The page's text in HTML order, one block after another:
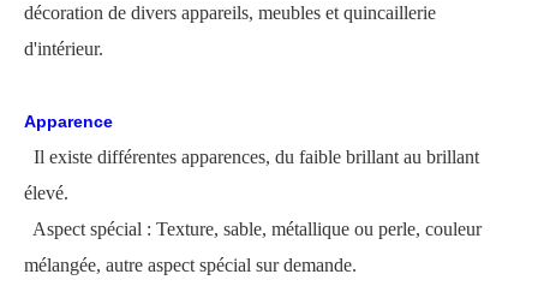
décoration de divers appareils, meubles et quincaillerie
d'intérieur.
Apparence
Il existe différentes apparences, du faible brillant au brillant
élevé.
Aspect spécial : Texture, sable, métallique ou perle, couleur
mélangée, autre aspect spécial sur demande.